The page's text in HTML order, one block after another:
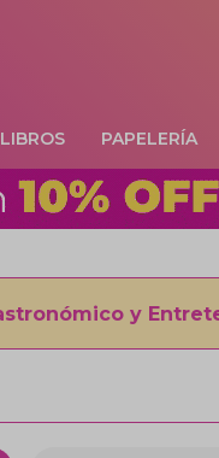
LIBROS PAPELERÍA
y